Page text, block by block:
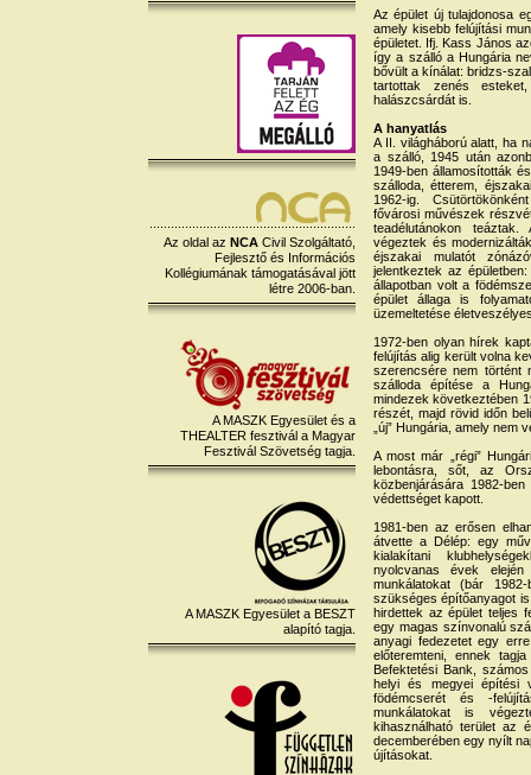
Az oldal az NCA Civil Szolgáltató,
Fejlesztő és Információs
Kollégiumának támogatásával jött
létre 2006-ban.
A MASZK Egyesület és a
THEALTER fesztivál a Magyar
Fesztivál Szövetség tagja.
A MASZK Egyesület a BESZT
alapító tagja.
Az épület új tulajdonosa
amely kisebb felújítási
épületet. Ifj. Kass János
így a szálló a Hungária
bővült a kínálat: bridzs-
tartottak zenés
halászcsárdát is.
A hanyatlás
A II. világháború alatt, ha
a szálló, 1945 után
1949-ben államosították
szálloda, étterem,
1962-ig.
fővárosi művészek
teadélutánokon
végeztek és
éjszakai mulatót
jelentkeztek az
állapotban volt a
épület állaga is
üzemeltetése
1972-ben olyan hírek
felújítás alig került volna
szerencsére nem történt
szálloda építése a
mindezek következtében
részét, majd rövid időn
„új” Hungária, amely
A most már „régi”
lebontásra, sőt, az
közbenjárására 1982-
védettséget kapott.
1981-ben az erősen
átvette a Délép: egy
kialakítani
nyolcvanas évek elején
munkálatokat (bár
szükséges építőanyagot
hirdettek az épület teljes
egy magas színvonalú
anyagi fedezetet egy
előteremteni, ennek
Befektetési Bank,
helyi és megyei építési
födémcserét és -
munkálatokat is
kihasználható terület az
decemberében egy nyílt
újításokat.